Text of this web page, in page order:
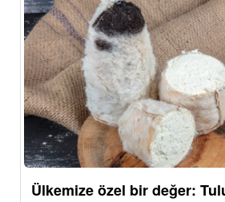
Ülkemize özel bir değer: